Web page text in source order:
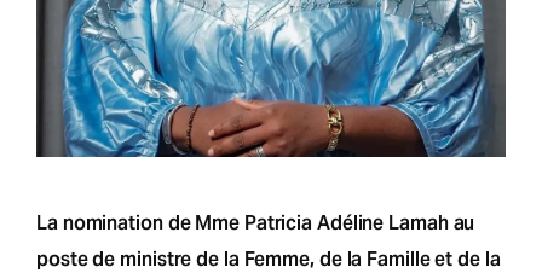
La nomination de Mme Patricia Adéline Lamah au
poste de ministre de la Femme, de la Famille et de la